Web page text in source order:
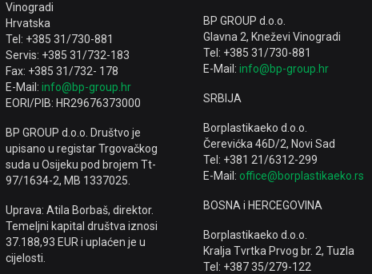
Vinogradi
Hrvatska
Tel: +385 31/730-881
Servis: +385 31/732-183
Fax: +385 31/732- 178
E-Mail: info@bp-group.hr
EORI/PIB: HR29676373000
BP GROUP d.o.o. Društvo je
upisano u registar Trgovačkog
suda u Osijeku pod brojem Tt-
97/1634-2, MB 1337025.
Uprava: Atila Borbaš, direktor.
Temeljni kapital društva iznosi
37.188,93 EUR i uplaćen je u
cijelosti.
BP GROUP d.o.o.
Glavna 2, Kneževi Vinogradi
Tel: +385 31/730-881
E-Mail: info@bp-group.hr
SRBIJA
Borplastikaeko d.o.o.
Čerevićka 46D/2, Novi Sad
Tel: +381 21/6312-299
E-Mail: office@borplastikaeko.rs
BOSNA i HERCEGOVINA
Borplastikaeko d.o.o.
Kralja Tvrtka Prvog br. 2, Tuzla
Tel: +387 35/279-122